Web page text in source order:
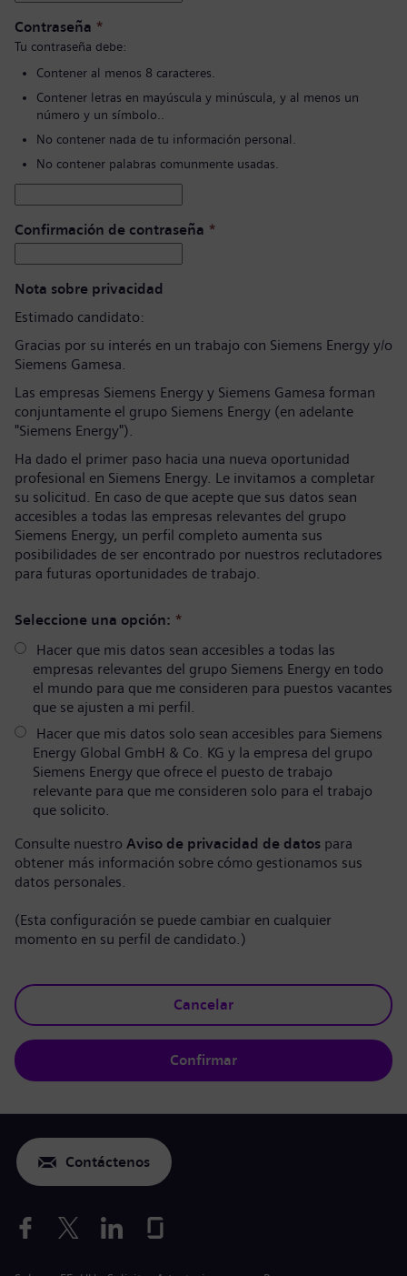
Contraseña *
Tu contraseña debe:
Contener al menos 8 caracteres.
Contener letras en mayúscula y minúscula, y al menos un
número y un símbolo..
No contener nada de tu información personal.
No contener palabras comunmente usadas.
Confirmación de contraseña *
Nota sobre privacidad
Estimado candidato:
Gracias por su interés en un trabajo con Siemens Energy y/o
Siemens Gamesa.
Las empresas Siemens Energy y Siemens Gamesa forman
conjuntamente el grupo Siemens Energy (en adelante
"Siemens Energy").
Ha dado el primer paso hacia una nueva oportunidad
profesional en Siemens Energy. Le invitamos a completar
su solicitud. En caso de que acepte que sus datos sean
accesibles a todas las empresas relevantes del grupo
Siemens Energy, un perfil completo aumenta sus
posibilidades de ser encontrado por nuestros reclutadores
para futuras oportunidades de trabajo.
Seleccione una opción: *
Hacer que mis datos sean accesibles a todas las
empresas relevantes del grupo Siemens Energy en todo
el mundo para que me consideren para puestos vacantes
que se ajusten a mi perfil.
Hacer que mis datos solo sean accesibles para Siemens
Energy Global GmbH & Co. KG y la empresa del grupo
Siemens Energy que ofrece el puesto de trabajo
relevante para que me consideren solo para el trabajo
que solicito.
Consulte nuestro Aviso de privacidad de datos para
obtener más información sobre cómo gestionamos sus
datos personales.
(Esta configuración se puede cambiar en cualquier
momento en su perfil de candidato.)
Cancelar
Confirmar
Contáctenos